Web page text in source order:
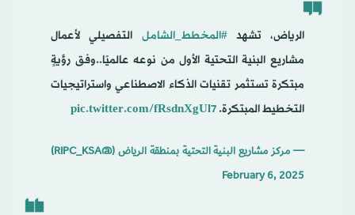
الرياض، تشهد#المخطط_الشامل التفصيلي لأعمال
مشاريع البنية التحتية الأول من نوعه عالميًا..وفق رؤيةٍ
مبتكرة تستثمر تقنيات الذكاء الاصطناعي واستراتيجيات
التخطيط المبتكرة.pic.twitter.com/fRsdnXgUl7
— مركز مشاريع البنية التحتية بمنطقة الرياض (@RIPC_KSA)
February 6, 2025